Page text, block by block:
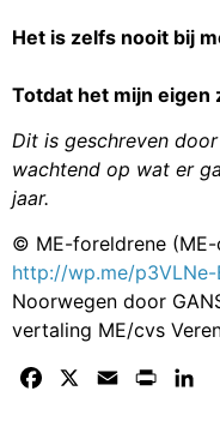
Het is zelfs nooit bij
Totdat het mijn eigen
Dit is geschreven
wachtend op wat er
jaar.
© ME-foreldrene
http://wp.me/p3VLNe-
Noorwegen door
vertaling ME/cvs
Facebook Email Print